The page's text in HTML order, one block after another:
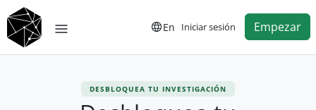
En Iniciar sesión Empezar
DESBLOQUEA TU INVESTIGACIÓN